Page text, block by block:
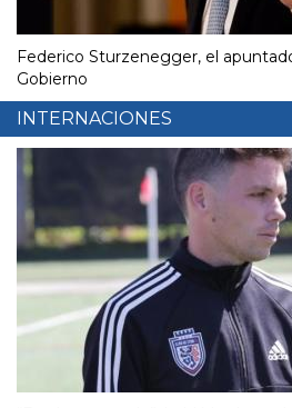
Federico Sturzenegger, el
Gobierno
INTERNACIONES